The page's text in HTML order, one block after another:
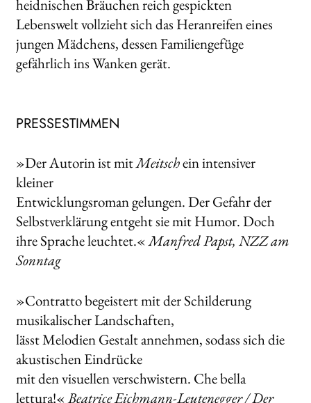
heidnischen Bräuchen reich gespickten
Lebenswelt vollzieht sich das Heranreifen eines
jungen Mädchens, dessen Familiengefüge
gefährlich ins Wanken gerät.
PRESSESTIMMEN
»Der Autorin ist mitMeitschein intensiver
kleiner
Entwicklungsroman gelungen. Der Gefahr der
Selbstverklärung entgeht sie mit Humor. Doch
ihre Sprache leuchtet.«Manfred Papst, NZZ am
Sonntag
»Contratto begeistert mit der Schilderung
musikalischer Landschaften,
lässt Melodien Gestalt annehmen, sodass sich die
akustischen Eindrücke
mit den visuellen verschwistern. Che bella
lettura!«Beatrice Eichmann-Leutenegger / Der